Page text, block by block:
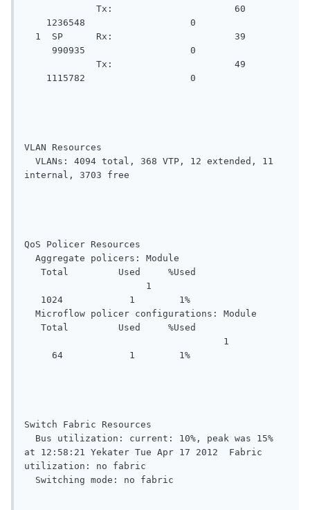
Tx:                      60
1236548                   0
1  SP      Rx:                      39
990935                   0
Tx:                      49
1115782                   0
VLAN Resources
VLANs: 4094 total, 368 VTP, 12 extended, 11
internal, 3703 free
QoS Policer Resources
Aggregate policers: Module
Total         Used     %Used
1
1024            1        1%
Microflow policer configurations: Module
Total         Used     %Used
1
64            1        1%
Switch Fabric Resources
Bus utilization: current: 10%, peak was 15%
at 12:58:21 Yekater Tue Apr 17 2012  Fabric
utilization: no fabric
Switching mode: no fabric